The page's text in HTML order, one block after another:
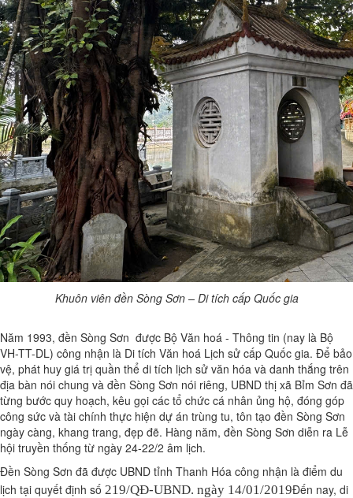
Khuôn viên đền Sòng Sơn – Di tích cấp Quốc gia
Năm 1993, đền Sòng Sơn được Bộ Văn hoá - Thông tin (nay là Bộ
VH-TT-DL) công nhận là Di tích Văn hoá Lịch sử cấp Quốc gia. Để bảo
vệ, phát huy giá trị quần thể di tích lịch sử văn hóa và danh thắng trên
địa bàn nói chung và đền Sòng Sơn nói riêng, UBND thị xã Bỉm Sơn đã
từng bước quy hoạch, kêu gọi các tổ chức cá nhân ủng hộ, đóng góp
công sức và tài chính thực hiện dự án trùng tu, tôn tạo đền Sòng Sơn
ngày càng, khang trang, đẹp đẽ. Hàng năm, đền Sòng Sơn diễn ra Lễ
hội truyền thống từ ngày 24-22/2 âm lịch.
Đền Sòng Sơn đã được UBND tỉnh Thanh Hóa công nhận là điểm du
lịch tại quyết định số 219/QĐ-UBND. ngày 14/01/2019Đến nay, di